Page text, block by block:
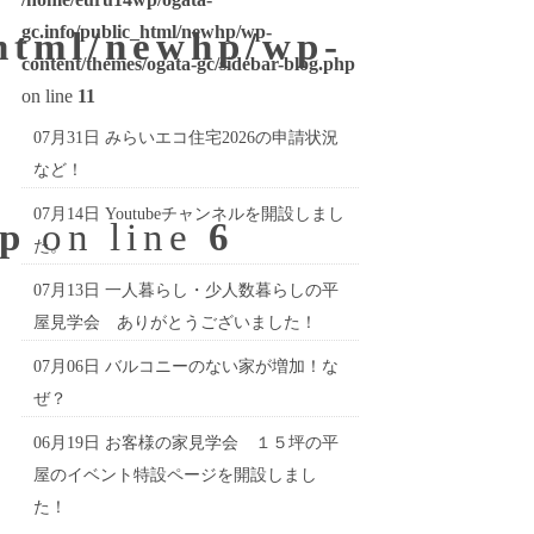
newhp/wp-
on line 6
gc.info/public_html/newhp/wp-
content/themes/ogata-gc/sidebar-blog.php
on line 11
07月31日 みらいエコ住宅2026の申請状況
など！
07月14日 Youtubeチャンネルを開設しまし
た。
07月13日 一人暮らし・少人数暮らしの平
屋見学会 ありがとうございました！
07月06日 バルコニーのない家が増加！な
ぜ？
06月19日 お客様の家見学会 １５坪の平
屋のイベント特設ページを開設しまし
た！